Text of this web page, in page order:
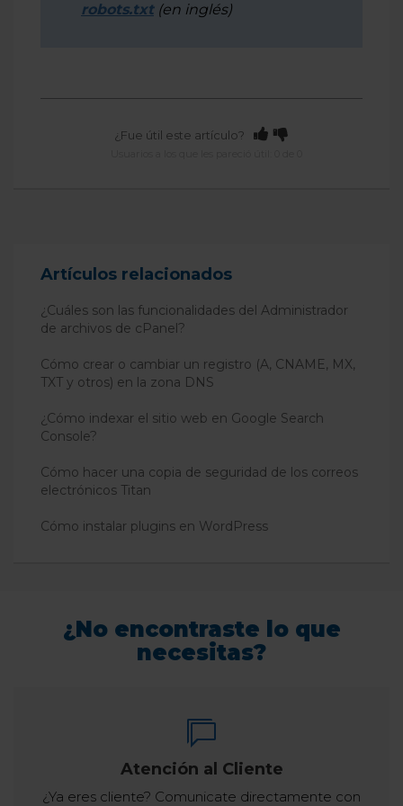
robots.txt(en inglés)
¿Fue útil este artículo?
Artículos relacionados
¿Cuáles son las funcionalidades del Administrador
de archivos de cPanel?
Cómo crear o cambiar un registro (A, CNAME, MX,
TXT y otros) en la zona DNS
¿Cómo indexar el sitio web en Google Search
Console?
Cómo hacer una copia de seguridad de los correos
electrónicos Titan
Cómo instalar plugins en WordPress
¿No encontraste lo que
necesitas?
Atención al Cliente
¿Ya eres cliente? Comunicate directamente con